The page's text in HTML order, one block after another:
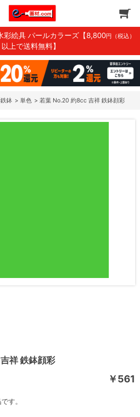
彩絵具 パールカラーズ 【8,800円（税込）
以上で送料無料】
鉢 > 単色 > 若葉 No.20 約8cc 吉祥 鉄鉢顔彩
祥 鉄鉢顔彩
￥561
す。